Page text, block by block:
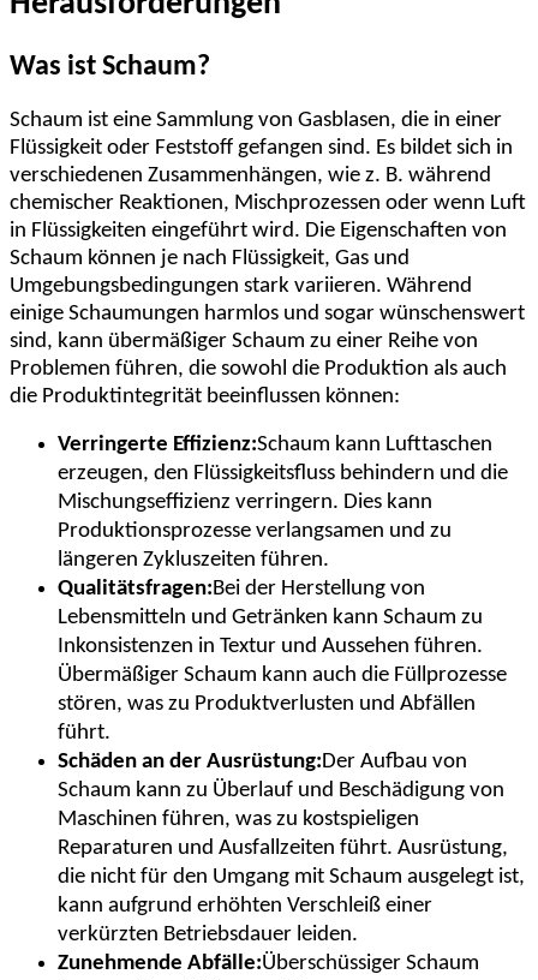
Was ist Schaum?
Schaum ist eine Sammlung von Gasblasen, die in einer
Flüssigkeit oder Feststoff gefangen sind. Es bildet sich in
verschiedenen Zusammenhängen, wie z. B. während
chemischer Reaktionen, Mischprozessen oder wenn Luft
in Flüssigkeiten eingeführt wird. Die Eigenschaften von
Schaum können je nach Flüssigkeit, Gas und
Umgebungsbedingungen stark variieren. Während
einige Schaumungen harmlos und sogar wünschenswert
sind, kann übermäßiger Schaum zu einer Reihe von
Problemen führen, die sowohl die Produktion als auch
die Produktintegrität beeinflussen können:
Verringerte Effizienz:Schaum kann Lufttaschen
erzeugen, den Flüssigkeitsfluss behindern und die
Mischungseffizienz verringern. Dies kann
Produktionsprozesse verlangsamen und zu
längeren Zykluszeiten führen.
Qualitätsfragen:Bei der Herstellung von
Lebensmitteln und Getränken kann Schaum zu
Inkonsistenzen in Textur und Aussehen führen.
Übermäßiger Schaum kann auch die Füllprozesse
stören, was zu Produktverlusten und Abfällen
führt.
Schäden an der Ausrüstung:Der Aufbau von
Schaum kann zu Überlauf und Beschädigung von
Maschinen führen, was zu kostspieligen
Reparaturen und Ausfallzeiten führt. Ausrüstung,
die nicht für den Umgang mit Schaum ausgelegt ist,
kann aufgrund erhöhten Verschleiß einer
verkürzten Betriebsdauer leiden.
Zunehmende Abfälle:Überschüssiger Schaum